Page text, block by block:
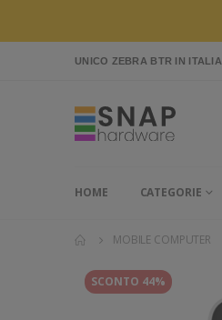
UNICO ZEBRA BTR IN ITALIA
HOME CATEGORIE
MOBILE COMPUTER
SCONTO 44%